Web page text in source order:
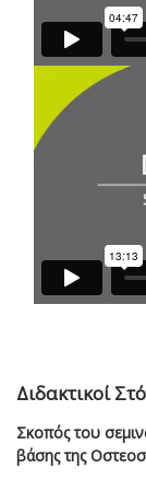
Διδακτικοί
Σκοπός του
βάσης της